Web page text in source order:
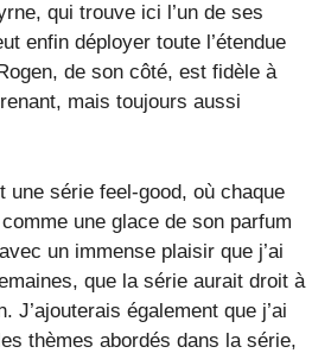
qui trouve ici l’un de ses
enfin déployer toute l’étendue
de son côté, est fidèle à
mais toujours aussi
une série feel-good, où chaque
une glace de son parfum
un immense plaisir que j’ai
que la série aurait droit à
J’ajouterais également que j’ai
thèmes abordés dans la série,